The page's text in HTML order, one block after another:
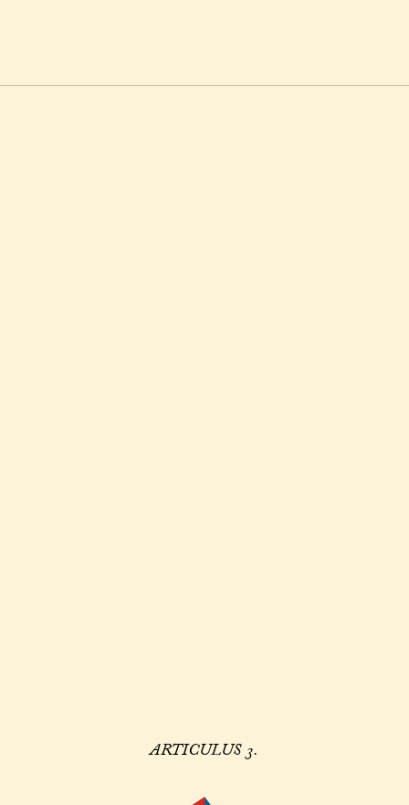
ARTICULUS 3.